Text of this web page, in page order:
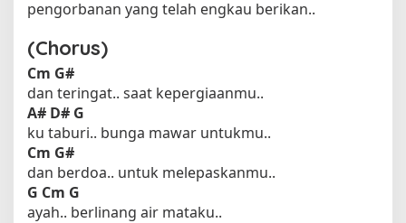
pengorbanan yang telah engkau berikan..
(Chorus)
Cm G#
dan teringat.. saat kepergiaanmu..
A# D# G
ku taburi.. bunga mawar untukmu..
Cm G#
dan berdoa.. untuk melepaskanmu..
G Cm G
ayah.. berlinang air mataku..